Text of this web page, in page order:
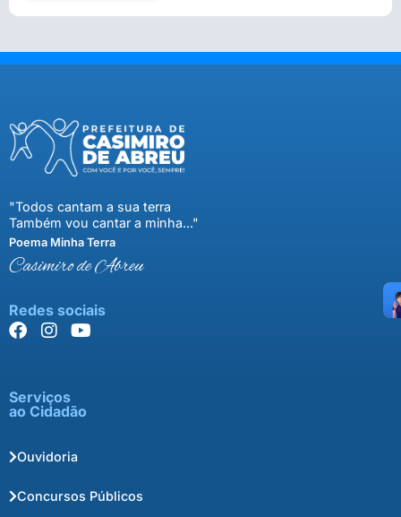
"Todos cantam a sua terra
Também vou cantar a minha..."
Poema Minha Terra
Casimiro de Abreu
Redes sociais
Serviços
ao Cidadão
Ouvidoria
Concursos Públicos